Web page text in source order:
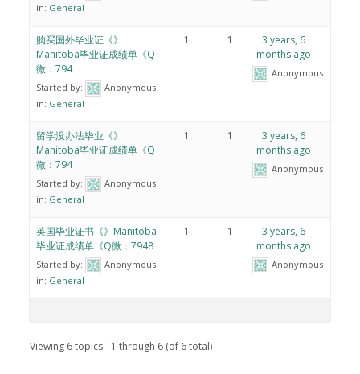
in: General
购买国外毕业证《》
Manitoba毕业证成绩单《Q
微：794
Started by:
Anonymous
in: General
1 1
3 years, 6
months ago
Anonymous
留学没办法毕业《》
Manitoba毕业证成绩单《Q
微：794
Started by:
Anonymous
in: General
1 1
3 years, 6
months ago
Anonymous
英国毕业证书《》Manitoba
毕业证成绩单《Q微：7948
Started by:
Anonymous
in: General
1 1
3 years, 6
months ago
Anonymous
Viewing 6 topics - 1 through 6 (of 6 total)